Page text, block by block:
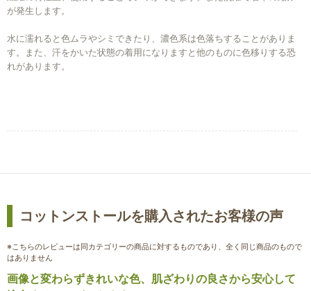
お買い物を続ける カートへ進む
が発生します。
水に濡れると色ムラやシミできたり、濃色系は色落ちすることがありま
す。また、汗をかいた状態の着用になりますと他のものに色移りする恐
れがあります。
コットンストールを購入されたお客様の声
※こちらのレビューは同カテゴリーの商品に対するものであり、全く同じ商品のもので
はありません
画像と変わらずきれいな色、肌ざわりの良さから安心して